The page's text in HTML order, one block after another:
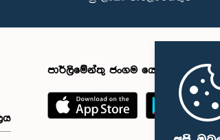
පාර්ලිමේන්තු ජංගම යෙදුම